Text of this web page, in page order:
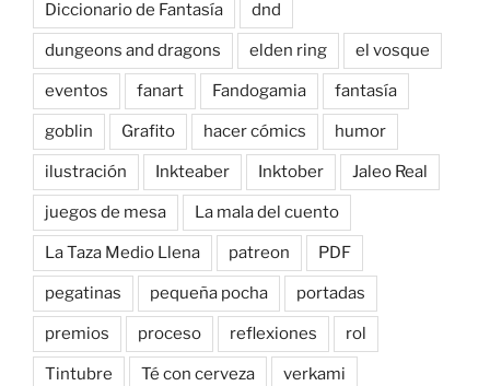
Diccionario de Fantasía dnd
dungeons and dragons elden ring el vosque
eventos fanart Fandogamia fantasía
goblin Grafito hacer cómics humor
ilustración Inkteaber Inktober Jaleo Real
juegos de mesa La mala del cuento
La Taza Medio Llena patreon PDF
pegatinas pequeña pocha portadas
premios proceso reflexiones rol
Tintubre Té con cerveza verkami